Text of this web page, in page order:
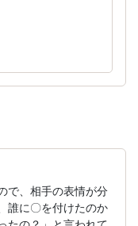
で、相手の表情が分
誰に〇を付けたのか